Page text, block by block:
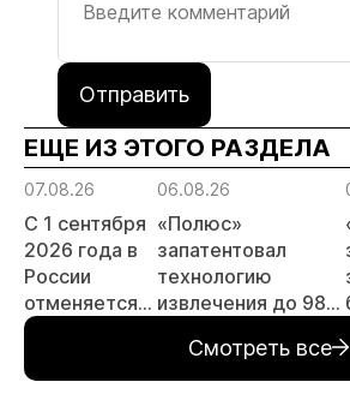
Отправить
ЕЩЕ ИЗ ЭТОГО РАЗДЕЛА
07.08.26
С 1 сентября
2026 года в
России
отменяется
заявительный
россыпи:
06.08.26
«Полюс»
запатентовал
технологию
извлечения до 98%
металлургического
шлака
Смотреть все